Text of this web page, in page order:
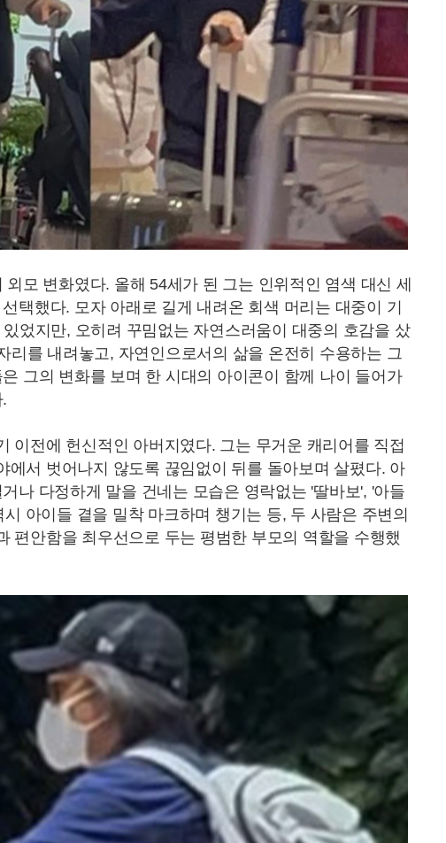
모 변화였다. 올해 54세가 된 그는 인위적인 염색 대신 세
택했다. 모자 아래로 길게 내려온 회색 머리는 대중이 기
었지만, 오히려 꾸밈없는 자연스러움이 대중의 호감을 샀
리를 내려놓고, 자연인으로서의 삶을 온전히 수용하는 그
그의 변화를 보며 한 시대의 아이콘이 함께 나이 들어가
이전에 헌신적인 아버지였다. 그는 무거운 캐리어를 직접
에서 벗어나지 않도록 끊임없이 뒤를 돌아보며 살폈다. 아
나 다정하게 말을 건네는 모습은 영락없는 '딸바보', '아들
아이들 곁을 밀착 마크하며 챙기는 등, 두 사람은 주변의
편안함을 최우선으로 두는 평범한 부모의 역할을 수행했